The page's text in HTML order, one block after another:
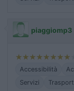
piaggiomp3
Accessibilità
Servizi